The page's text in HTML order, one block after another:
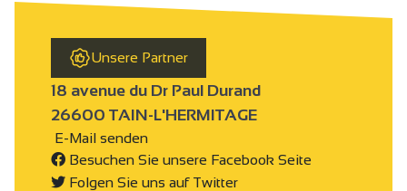
Unsere Partner
18 avenue du Dr Paul Durand
26600 TAIN-L'HERMITAGE
E-Mail senden
Besuchen Sie unsere Facebook Seite
Folgen Sie uns auf Twitter